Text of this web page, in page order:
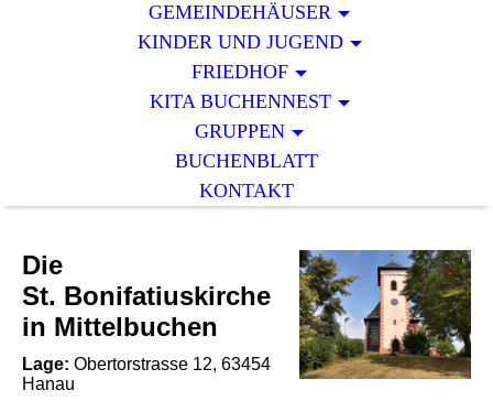
GEMEINDEHÄUSER
KINDER UND JUGEND
FRIEDHOF
KITA BUCHENNEST
GRUPPEN
BUCHENBLATT
KONTAKT
Die
St. Bonifatiuskirche
in Mittelbuchen
Lage: Obertorstrasse 12, 63454
Hanau